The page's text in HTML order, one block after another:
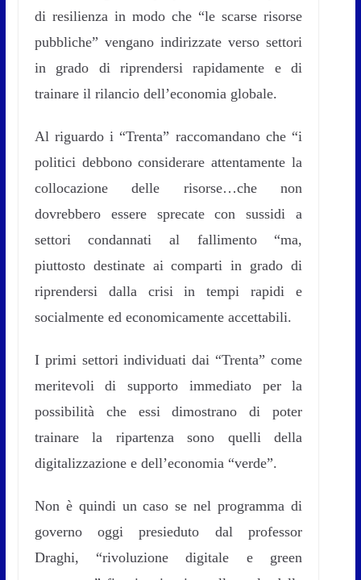
di resilienza in modo che “le scarse risorse
pubbliche” vengano indirizzate verso settori
in grado di riprendersi rapidamente e di
trainare il rilancio dell’economia globale.
Al riguardo i “Trenta” raccomandano che “i
politici debbono considerare attentamente la
collocazione delle risorse…che non
dovrebbero essere sprecate con sussidi a
settori condannati al fallimento “ma,
piuttosto destinate ai comparti in grado di
riprendersi dalla crisi in tempi rapidi e
socialmente ed economicamente accettabili.
I primi settori individuati dai “Trenta” come
meritevoli di supporto immediato per la
possibilità che essi dimostrano di poter
trainare la ripartenza sono quelli della
digitalizzazione e dell’economia “verde”.
Non è quindi un caso se nel programma di
governo oggi presieduto dal professor
Draghi, “rivoluzione digitale e green